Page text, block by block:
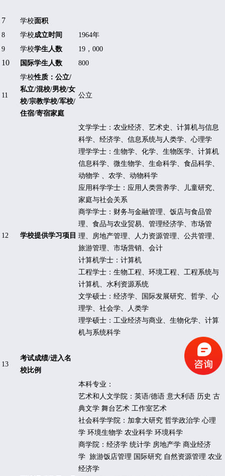
7 学校面积
8
学校成立时间 1964年
9
学校学生人数 19 ， 000
10 国际学生人数 800
11
学校性质：公立/
私立/混校/男校/女
校/宗教学校/军校/
住宿/寄宿家庭
公立
12 学校提供学习项目
文学学士：农业经济、艺术史、计算机与信息
科学、经济学、信息系统与人类学、心理学
理学学士：生物学、化学、生物医学、计算机
信息科学、微生物学、生命科学、食品科学、
动物学 、农学、动物科学
应用科学学士：应用人类营养学、儿童研究、
家庭与社会关系
商学学士：财务与金融管理、饭店与食品管
理、食品与农业贸易、管理经济学、市场管
理、房地产管理、人力资源管理、公共管理、
旅游管理、市场营销、会计
计算机学士：计算机
工程学士：生物工程、环境工程、工程系统与
计算机、水利资源系统
文学硕士：经济学、国际发展研究、哲学、心
理学、社会学、人类学
理学硕士：工业经济与商业、生物化学、计算
机与系统科学
13
考试成绩/进入名
校比例
本科专业：
艺术和人文学院：英语/德语 意大利语 历史 古
典文学 舞台艺术 工作室艺术
社会科学学院：加拿大研究 哲学政治学 心理
学 环境生物学 农业科学 环境科学
商学院：经济学 统计学 房地产学 商业经济
学 旅游饭店管理 国际研究 自然资源管理 农业
经济学